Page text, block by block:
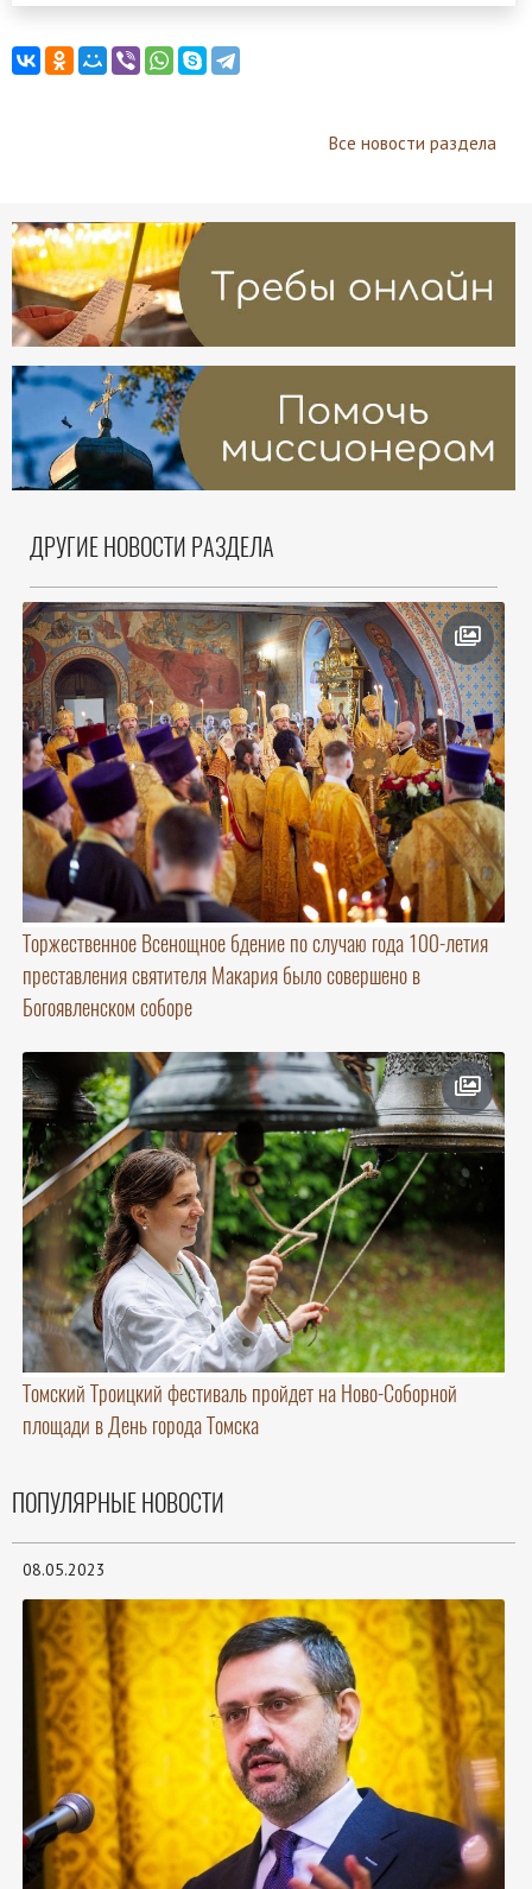
Все новости раздела
ДРУГИЕ НОВОСТИ РАЗДЕЛА
Торжественное Всенощное бдение по случаю года 100-летия
преставления святителя Макария было совершено в
Богоявленском соборе
Томский Троицкий фестиваль пройдет на Ново-Соборной
площади в День города Томска
ПОПУЛЯРНЫЕ НОВОСТИ
08.05.2023